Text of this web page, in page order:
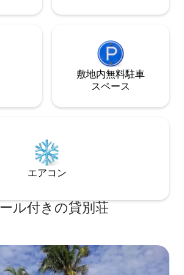
敷地内無料駐⁠車
ス⁠ペ⁠ー⁠ス
エアコン
ル付きの貸別荘